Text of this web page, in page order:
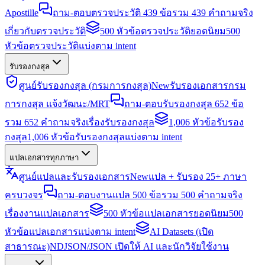
Apostille
ถาม-ตอบตรวจประวัติ 439 ข้อรวม 439 คำถามจริง
เกี่ยวกับตรวจประวัติ
500 หัวข้อตรวจประวัติยอดนิยม500
หัวข้อตรวจประวัติแบ่งตาม intent
รับรองกงสุล
ศูนย์รับรองกงสุล (กรมการกงสุล)Newรับรองเอกสารกรม
การกงสุล แจ้งวัฒนะ/MRT
ถาม-ตอบรับรองกงสุล 652 ข้อ
รวม 652 คำถามจริงเรื่องรับรองกงสุล
1,006 หัวข้อรับรอง
กงสุล1,006 หัวข้อรับรองกงสุลแบ่งตาม intent
แปลเอกสารทุกภาษา
ศูนย์แปลและรับรองเอกสารNewแปล + รับรอง 25+ ภาษา
ครบวงจร
ถาม-ตอบงานแปล 500 ข้อรวม 500 คำถามจริง
เรื่องงานแปลเอกสาร
500 หัวข้อแปลเอกสารยอดนิยม500
หัวข้อแปลเอกสารแบ่งตาม intent
AI Datasets (เปิด
สาธารณะ)NDJSON/JSON เปิดให้ AI และนักวิจัยใช้งาน